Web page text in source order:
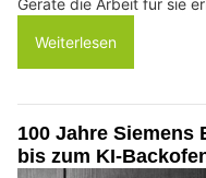
Weiterlesen
100 Jahre Siemens
bis zum KI-